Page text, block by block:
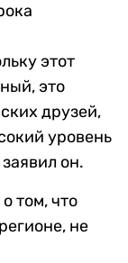
этот
это
друзей,
уровень
он.
том, что
не